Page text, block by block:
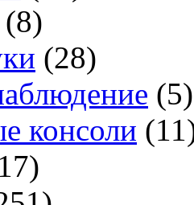
(8)
(28)
(5)
консоли